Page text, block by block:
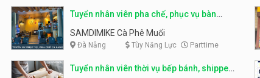
Tuyển nhân viên pha chế, phục vụ bàn
parttime
SAMDIMIKE Cà Phê Muối
Đà Nẵng Tùy Năng Lực Parttime
Tuyển nhân viên thời vụ bếp bánh, shipper